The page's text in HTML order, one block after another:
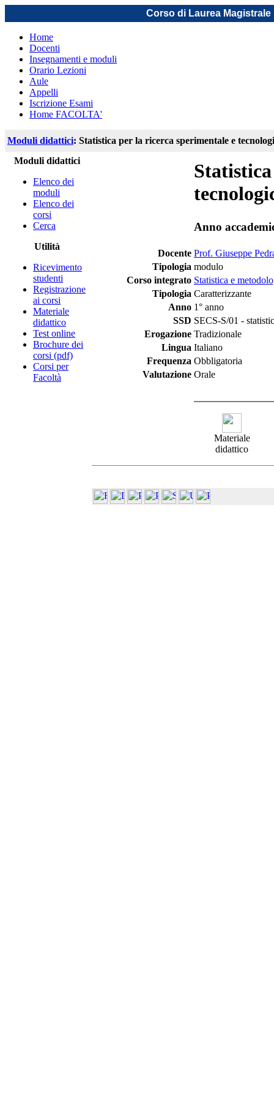
Corso di Laurea
Home
Docenti
Insegnamenti e moduli
Orario Lezioni
Aule
Appelli
Iscrizione Esami
Home FACOLTA'
Moduli didattici: Statistica per la ricerca sperimentale e
Moduli didattici
Elenco dei
moduli
Elenco dei
corsi
Cerca
Utilità
Ricevimento
studenti
Registrazione
ai corsi
Materiale
didattico
Test online
Brochure dei
corsi (pdf)
Corsi per
Facoltà
Anno
Docente Prof. Giuseppe
Tipologia modulo
Corso integrato Statistica e
Tipologia Caratterizzante
Anno 1° anno
SSD SECS-S/01 -
Erogazione Tradizionale
Lingua Italiano
Frequenza Obbligatoria
Valutazione Orale
Materiale
didattico